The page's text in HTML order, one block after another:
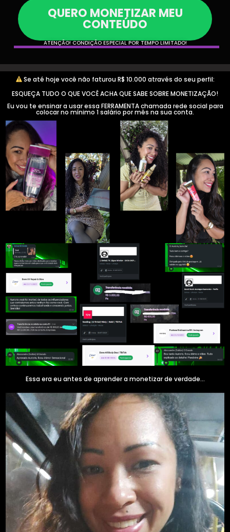
QUERO MONETIZAR MEU
CONTEÚDO
ATENÇÃO! CONDIÇÃO ESPECIAL POR TEMPO LIMITADO!
Se até hoje você não faturou R$ 10.000 através do seu perfil:
ESQUEÇA TUDO O QUE VOCÊ ACHA QUE SABE SOBRE MONETIZAÇÃO!
Eu vou te ensinar a usar essa FERRAMENTA chamada rede social para
colocar no mínimo 1 salário por mês na sua conta.
Essa era eu antes de aprender a monetizar de verdade...